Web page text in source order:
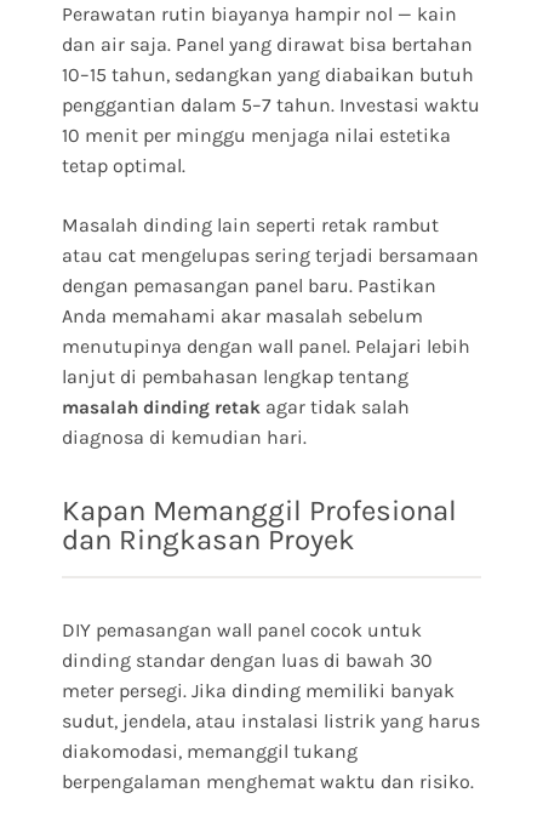
Perawatan rutin biayanya hampir nol — kain
dan air saja. Panel yang dirawat bisa bertahan
10–15 tahun, sedangkan yang diabaikan butuh
penggantian dalam 5–7 tahun. Investasi waktu
10 menit per minggu menjaga nilai estetika
tetap optimal.
Masalah dinding lain seperti retak rambut
atau cat mengelupas sering terjadi bersamaan
dengan pemasangan panel baru. Pastikan
Anda memahami akar masalah sebelum
menutupinya dengan wall panel. Pelajari lebih
lanjut di pembahasan lengkap tentang
masalah dinding retak agar tidak salah
diagnosa di kemudian hari.
Kapan Memanggil Profesional
dan Ringkasan Proyek
DIY pemasangan wall panel cocok untuk
dinding standar dengan luas di bawah 30
meter persegi. Jika dinding memiliki banyak
sudut, jendela, atau instalasi listrik yang harus
diakomodasi, memanggil tukang
berpengalaman menghemat waktu dan risiko.